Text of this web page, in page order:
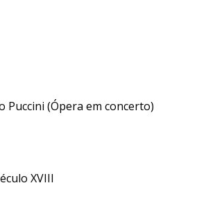
Puccini (Ópera em concerto)
XVIII